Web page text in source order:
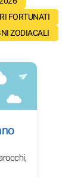
FORTUNATI
ZODIACALI